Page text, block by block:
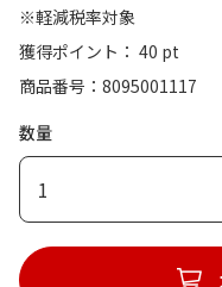
※軽減税率対象
獲得ポイント： 40 pt
商品番号
8095001117
数量
1